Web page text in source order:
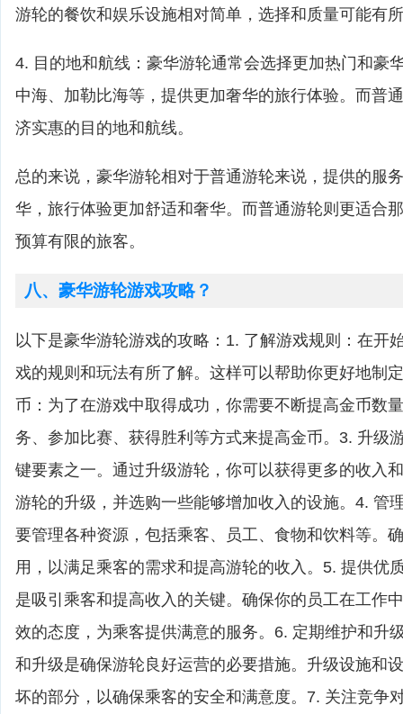
游轮的餐饮和娱乐设施相对简单，选择和质量可能有
4. 目的地和航线：豪华游轮通常会选择更加热门和豪
中海、加勒比海等，提供更加奢华的旅行体验。而普
济实惠的目的地和航线。
总的来说，豪华游轮相对于普通游轮来说，提供的服
华，旅行体验更加舒适和奢华。而普通游轮则更适合
预算有限的旅客。
八、豪华游轮游戏攻略？
以下是豪华游轮游戏的攻略：1. 了解游戏规则：在开
戏的规则和玩法有所了解。这样可以帮助你更好地制
币：为了在游戏中取得成功，你需要不断提高金币数
务、参加比赛、获得胜利等方式来提高金币。3. 升级
键要素之一。通过升级游轮，你可以获得更多的收入
游轮的升级，并选购一些能够增加收入的设施。4. 管
要管理各种资源，包括乘客、员工、食物和饮料等。
用，以满足乘客的需求和提高游轮的收入。5. 提供优
是吸引乘客和提高收入的关键。确保你的员工在工作
效的态度，为乘客提供满意的服务。6. 定期维护和升
和升级是确保游轮良好运营的必要措施。升级设施和
坏的部分，以确保乘客的安全和满意度。7. 关注竞争